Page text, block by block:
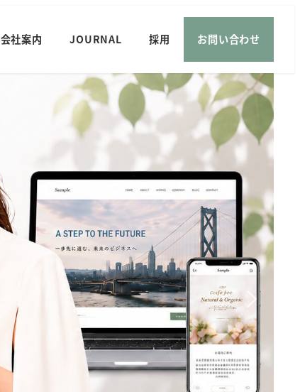
会社案内 JOURNAL 採用 お問い合わせ